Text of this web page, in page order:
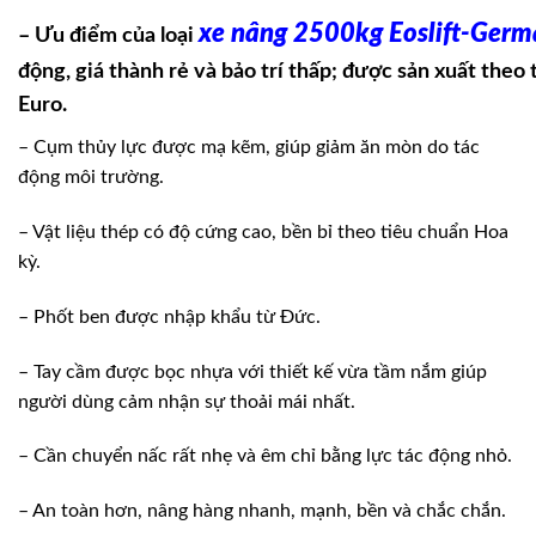
– Ưu điểm của loạixe nâng 2500kg Eoslift-
động, giá thành rẻ và bảo trí thấp; được sản xuất
Euro.
– Cụm thủy lực được mạ kẽm, giúp giảm ăn mòn do tác
động môi trường.
– Vật liệu thép có độ cứng cao, bền bỉ theo tiêu chuẩn Hoa
kỳ.
– Phốt ben được nhập khẩu từ Đức.
– Tay cầm được bọc nhựa với thiết kế vừa tầm nắm giúp
người dùng cảm nhận sự thoải mái nhất.
– Cần chuyển nấc rất nhẹ và êm chỉ bằng lực tác động nhỏ.
– An toàn hơn, nâng hàng nhanh, mạnh, bền và chắc chắn.